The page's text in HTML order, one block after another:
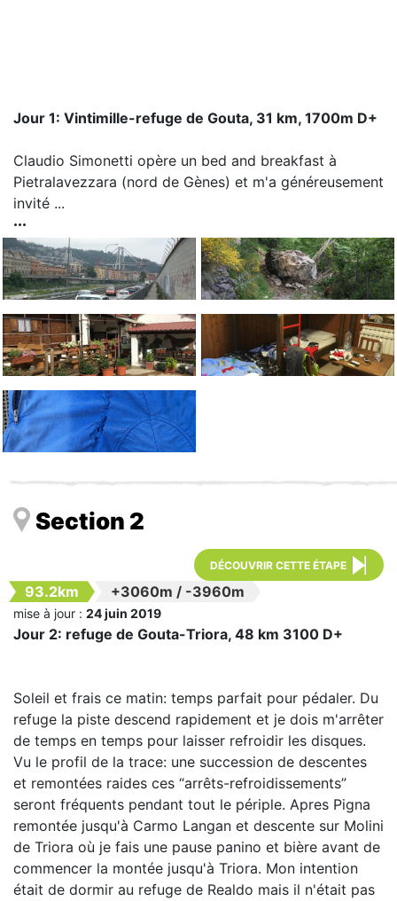
Jour 1: Vintimille-refuge de Gouta, 31 km, 1700m D+
Claudio Simonetti opère un bed and breakfast à
Pietralavezzara (nord de Gènes) et m'a généreusement
invité ...
Section 2
DÉCOUVRIR CETTE ÉTAPE
93.2km +3060m / -3960m
mise à jour : 24 juin 2019
Jour 2: refuge de Gouta-Triora, 48 km 3100 D+
Soleil et frais ce matin: temps parfait pour pédaler. Du
refuge la piste descend rapidement et je dois m'arrêter
de temps en temps pour laisser refroidir les disques.
Vu le profil de la trace: une succession de descentes
et remontées raides ces “arrêts-refroidissements”
seront fréquents pendant tout le périple. Apres Pigna
remontée jusqu'à Carmo Langan et descente sur Molini
de Triora où je fais une pause panino et bière avant de
commencer la montée jusqu'à Triora. Mon intention
était de dormir au refuge de Realdo mais il n'était pas